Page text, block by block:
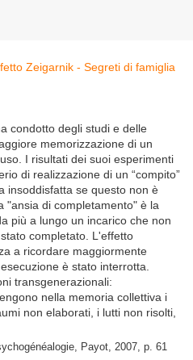
condotto degli studi e delle
memorizzazione di un
I risultati dei suoi esperimenti
di realizzazione di un “compito”
insoddisfatta se questo non è
"ansia di completamento" è la
più a lungo un incarico che non
completato. L'effetto
a ricordare maggiormente
è stato interrotta.
transgenerazionali:
nella memoria collettiva i
non elaborati, i lutti non risolti,
Payot, 2007, p. 61